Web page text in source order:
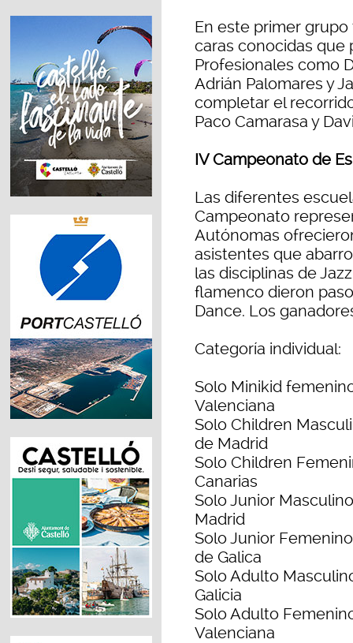
En este primer
caras conocidas que
Profesionales como
Adrián Palomares y
completar el
Paco Camarasa y
IV Campeonato de
Las diferentes
Campeonato
Autónomas
asistentes que
las disciplinas de
flamenco dieron
Dance. Los
Categoría individual:
Solo Minikid
Valenciana
Solo Children
de Madrid
Solo Children
Canarias
Solo Junior
Madrid
Solo Junior
de Galica
Solo Adulto
Galicia
Solo Adulto
Valenciana